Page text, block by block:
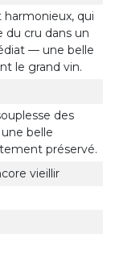
harmonieux, qui
du cru dans un
— une belle
le grand vin.
des
belle
préservé.
vieillir